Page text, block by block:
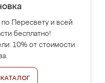
Пересвету и всей
бесплатно!
10% от стоимости